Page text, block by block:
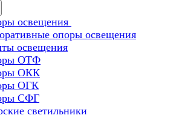
освещения
опоры освещения
освещения
ОТФ
ОКК
ОГК
СФГ
светильники